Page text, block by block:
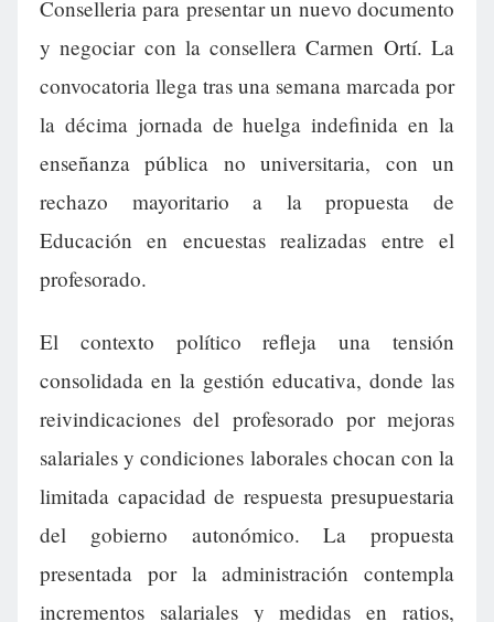
Conselleria para presentar un nuevo documento
y negociar con la consellera Carmen Ortí. La
convocatoria llega tras una semana marcada por
la décima jornada de huelga indefinida en la
enseñanza pública no universitaria, con un
rechazo mayoritario a la propuesta de
Educación en encuestas realizadas entre el
profesorado.
El contexto político refleja una tensión
consolidada en la gestión educativa, donde las
reivindicaciones del profesorado por mejoras
salariales y condiciones laborales chocan con la
limitada capacidad de respuesta presupuestaria
del gobierno autonómico. La propuesta
presentada por la administración contempla
incrementos salariales y medidas en ratios,